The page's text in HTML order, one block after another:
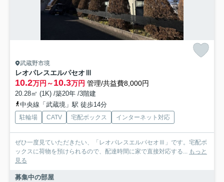
武蔵野市境
レオパレスエルパセオⅢ
10.2万円～10.3万円 管理/共益費8,000円
20.28㎡ (1K) /築20年 /3階建
中央線「武蔵境」駅 徒歩14分
駐輪場 CATV 宅配ボックス インターネット対応
ぜひ一度見ていただきたい、「レオパレスエルパセオⅢ」です。宅配ボ
ックスに荷物を預けられるので、配達時間に家で直接対応する... もっと
見る
募集中の部屋